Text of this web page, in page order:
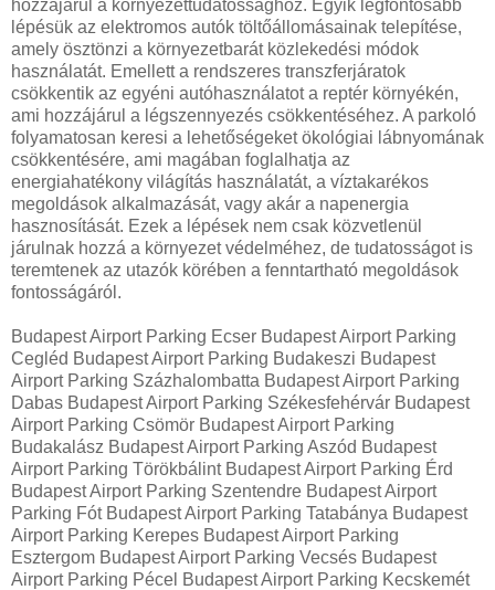
hozzájárul a környezettudatossághoz. Egyik legfontosabb
lépésük az elektromos autók töltőállomásainak telepítése,
amely ösztönzi a környezetbarát közlekedési módok
használatát. Emellett a rendszeres transzferjáratok
csökkentik az egyéni autóhasználatot a reptér környékén,
ami hozzájárul a légszennyezés csökkentéséhez. A parkoló
folyamatosan keresi a lehetőségeket ökológiai lábnyomának
csökkentésére, ami magában foglalhatja az
energiahatékony világítás használatát, a víztakarékos
megoldások alkalmazását, vagy akár a napenergia
hasznosítását. Ezek a lépések nem csak közvetlenül
járulnak hozzá a környezet védelméhez, de tudatosságot is
teremtenek az utazók körében a fenntartható megoldások
fontosságáról.
Budapest Airport Parking Ecser Budapest Airport Parking
Cegléd Budapest Airport Parking Budakeszi Budapest
Airport Parking Százhalombatta Budapest Airport Parking
Dabas Budapest Airport Parking Székesfehérvár Budapest
Airport Parking Csömör Budapest Airport Parking
Budakalász Budapest Airport Parking Aszód Budapest
Airport Parking Törökbálint Budapest Airport Parking Érd
Budapest Airport Parking Szentendre Budapest Airport
Parking Fót Budapest Airport Parking Tatabánya Budapest
Airport Parking Kerepes Budapest Airport Parking
Esztergom Budapest Airport Parking Vecsés Budapest
Airport Parking Pécel Budapest Airport Parking Kecskemét